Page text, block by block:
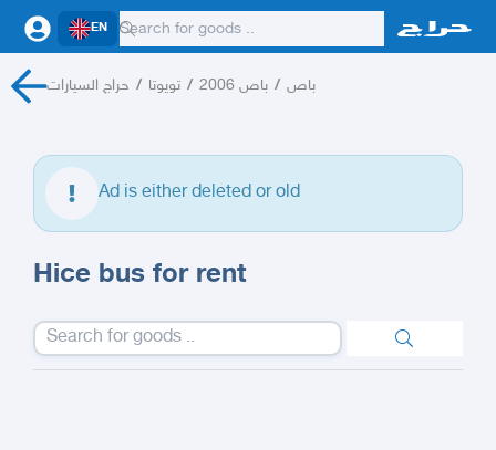
EN
حراج السيارات / تويوتا / باص 2006 / باص
Ad is either deleted or old
Hice bus for rent